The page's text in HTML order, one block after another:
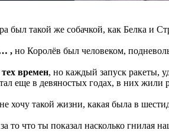
был такой же собачкой, как Белка и
, но Королёв был человеком,
времен, но каждый запуск ракеты,
еще в девяностых годах, в них
хочу такой жизни, какая была в
то что ты показал насколько гнилая